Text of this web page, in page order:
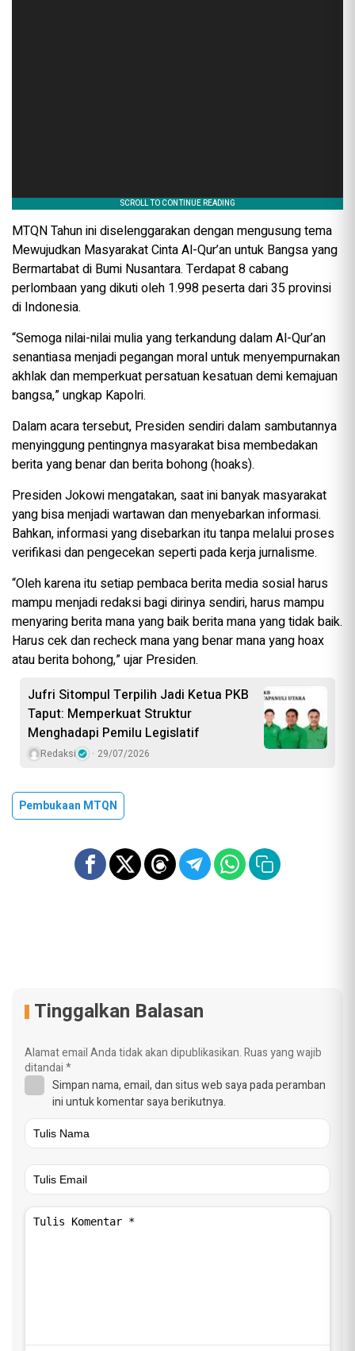
MTQN Tahun ini diselenggarakan dengan mengusung tema
Mewujudkan Masyarakat Cinta Al-Qur’an untuk Bangsa yang
Bermartabat di Bumi Nusantara. Terdapat 8 cabang
perlombaan yang dikuti oleh 1.998 peserta dari 35 provinsi
di Indonesia.
“Semoga nilai-nilai mulia yang terkandung dalam Al-Qur’an
senantiasa menjadi pegangan moral untuk menyempurnakan
akhlak dan memperkuat persatuan kesatuan demi kemajuan
bangsa,” ungkap Kapolri.
Dalam acara tersebut, Presiden sendiri dalam sambutannya
menyinggung pentingnya masyarakat bisa membedakan
berita yang benar dan berita bohong (hoaks).
Presiden Jokowi mengatakan, saat ini banyak masyarakat
yang bisa menjadi wartawan dan menyebarkan informasi.
Bahkan, informasi yang disebarkan itu tanpa melalui proses
verifikasi dan pengecekan seperti pada kerja jurnalisme.
“Oleh karena itu setiap pembaca berita media sosial harus
mampu menjadi redaksi bagi dirinya sendiri, harus mampu
menyaring berita mana yang baik berita mana yang tidak baik.
Harus cek dan recheck mana yang benar mana yang hoax
atau berita bohong,” ujar Presiden.
Jufri Sitompul Terpilih Jadi Ketua PKB
Taput: Memperkuat Struktur
Menghadapi Pemilu Legislatif
Redaksi 29/07/2026
Pembukaan MTQN
Tinggalkan Balasan
Alamat email Anda tidak akan dipublikasikan.Ruas yang wajib
ditandai*
Simpan nama, email, dan situs web saya pada peramban
ini untuk komentar saya berikutnya.